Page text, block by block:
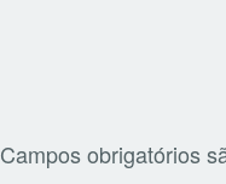
Campos obrigatórios